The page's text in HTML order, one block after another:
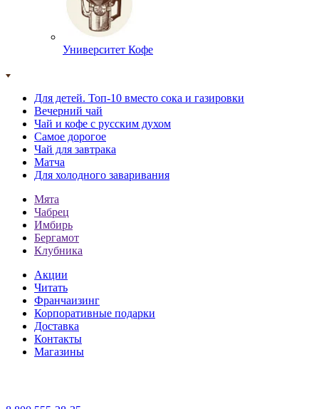
Университет Кофе
Для детей. Топ-10 вместо сока и газировки
Вечерний чай
Чай и кофе с русским духом
Самое дорогое
Чай для завтрака
Матча
Для холодного заваривания
Мята
Чабрец
Имбирь
Бергамот
Клубника
Акции
Читать
Франчаизинг
Корпоративные подарки
Доставка
Контакты
Магазины